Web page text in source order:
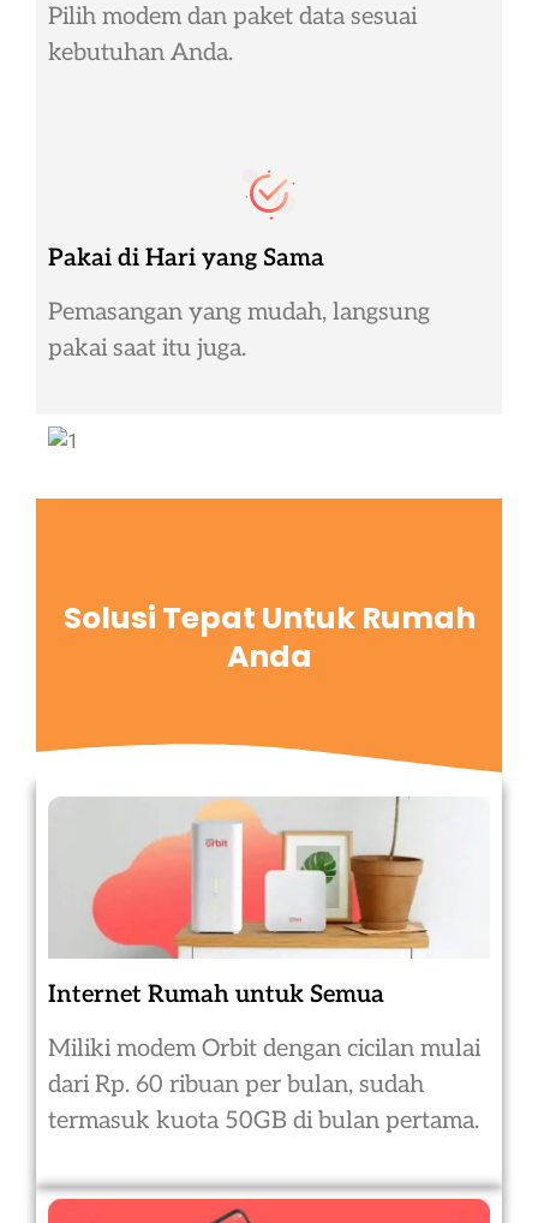
Pilih modem dan paket data sesuai
kebutuhan Anda.
Pakai di Hari yang Sama
Pemasangan yang mudah, langsung
pakai saat itu juga.
Solusi Tepat Untuk Rumah
Anda
Internet Rumah untuk Semua
Miliki modem Orbit dengan cicilan mulai
dari Rp. 60 ribuan per bulan, sudah
termasuk kuota 50GB di bulan pertama.